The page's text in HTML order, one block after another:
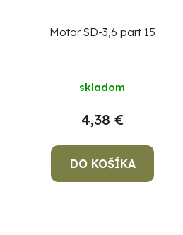
Motor SD-3,6 part 15
skladom
4,38 €
DO KOŠÍKA